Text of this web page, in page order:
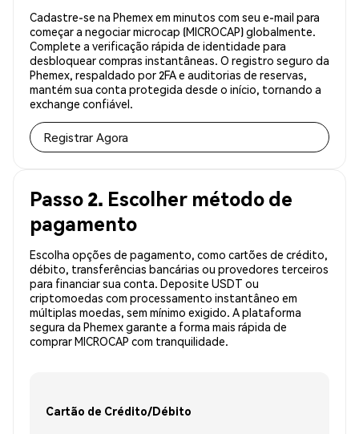
Cadastre-se na Phemex em minutos com seu e-mail para
começar a negociar microcap (MICROCAP) globalmente.
Complete a verificação rápida de identidade para
desbloquear compras instantâneas. O registro seguro da
Phemex, respaldado por 2FA e auditorias de reservas,
mantém sua conta protegida desde o início, tornando a
exchange confiável.
Registrar Agora
Passo 2. Escolher método de
pagamento
Escolha opções de pagamento, como cartões de crédito,
débito, transferências bancárias ou provedores terceiros
para financiar sua conta. Deposite USDT ou
criptomoedas com processamento instantâneo em
múltiplas moedas, sem mínimo exigido. A plataforma
segura da Phemex garante a forma mais rápida de
comprar MICROCAP com tranquilidade.
Cartão de Crédito/Débito